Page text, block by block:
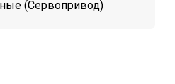
(Сервопривод)